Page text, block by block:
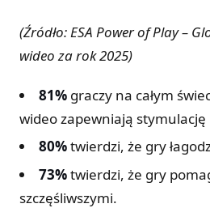
(Źródło: ESA Power of Play –
wideo za rok 2025)
81% graczy na całym
wideo zapewniają stymulację
80%twierdzi, że gry
73%twierdzi, że gry
szczęśliwszymi.